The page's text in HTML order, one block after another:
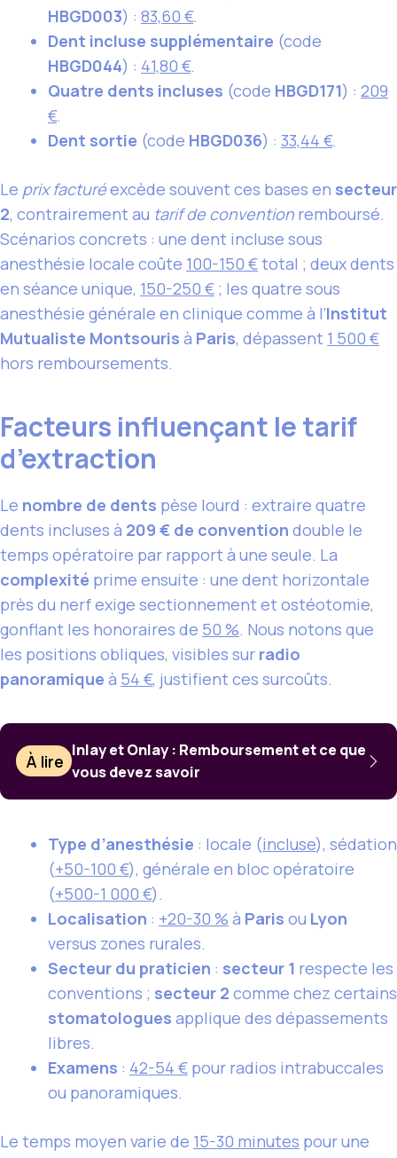
HBGD003) : 83,60 €.
Dent incluse supplémentaire (code
HBGD044) : 41,80 €.
Quatre dents incluses (code HBGD171) : 209
€.
Dent sortie (code HBGD036) : 33,44 €.
Le prix facturéexcède souvent ces bases en secteur
2, contrairement au tarif de convention remboursé.
Scénarios concrets : une dent incluse sous
anesthésie locale coûte 100-150 €total ; deux dents
en séance unique, 150-250 € ; les quatre sous
anesthésie générale en clinique comme à l’Institut
Mutualiste Montsouris à Paris, dépassent 1 500 €
hors remboursements.
Facteurs influençant le tarif
d’extraction
Le nombre de dents pèse lourd : extraire quatre
dents incluses à 209 € de convention double le
temps opératoire par rapport à une seule. La
complexité prime ensuite : une dent horizontale
près du nerf exige sectionnement et ostéotomie,
gonflant les honoraires de 50 %. Nous notons que
les positions obliques, visibles sur radio
panoramique à 54 €, justifient ces surcoûts.
À lire
Inlay et Onlay : Remboursement et ce que
vous devez savoir
Type d’anesthésie : locale (incluse), sédation
(+50-100 €), générale en bloc opératoire
(+500-1 000 €).
Localisation : +20-30 % à Paris ou Lyon
versus zones rurales.
Secteur du praticien : secteur 1 respecte les
conventions ; secteur 2 comme chez certains
stomatologues applique des dépassements
libres.
Examens : 42-54 € pour radios intrabuccales
ou panoramiques.
Le temps moyen varie de 15-30 minutes pour une